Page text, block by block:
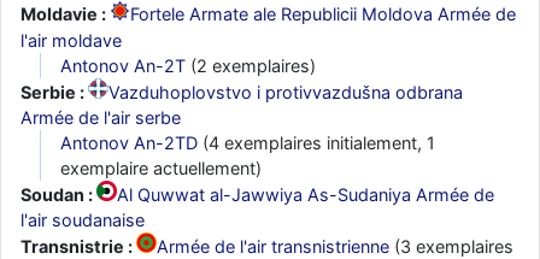
Moldavie :
Fortele Armate ale Republicii Moldova Armée de
l'air moldave
Antonov An-2T (2 exemplaires)
Serbie :
Vazduhoplovstvo i protivvazdušna odbrana
Armée de l'air serbe
Antonov An-2TD (4 exemplaires initialement, 1
exemplaire actuellement)
Soudan :
Al Quwwat al-Jawwiya As-Sudaniya Armée de
l'air soudanaise
Transnistrie :
Armée de l'air transnistrienne (3 exemplaires